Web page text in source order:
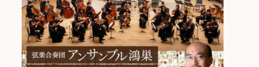
ぶらあぼブラス！
フォルテピアノ・オデッセイ